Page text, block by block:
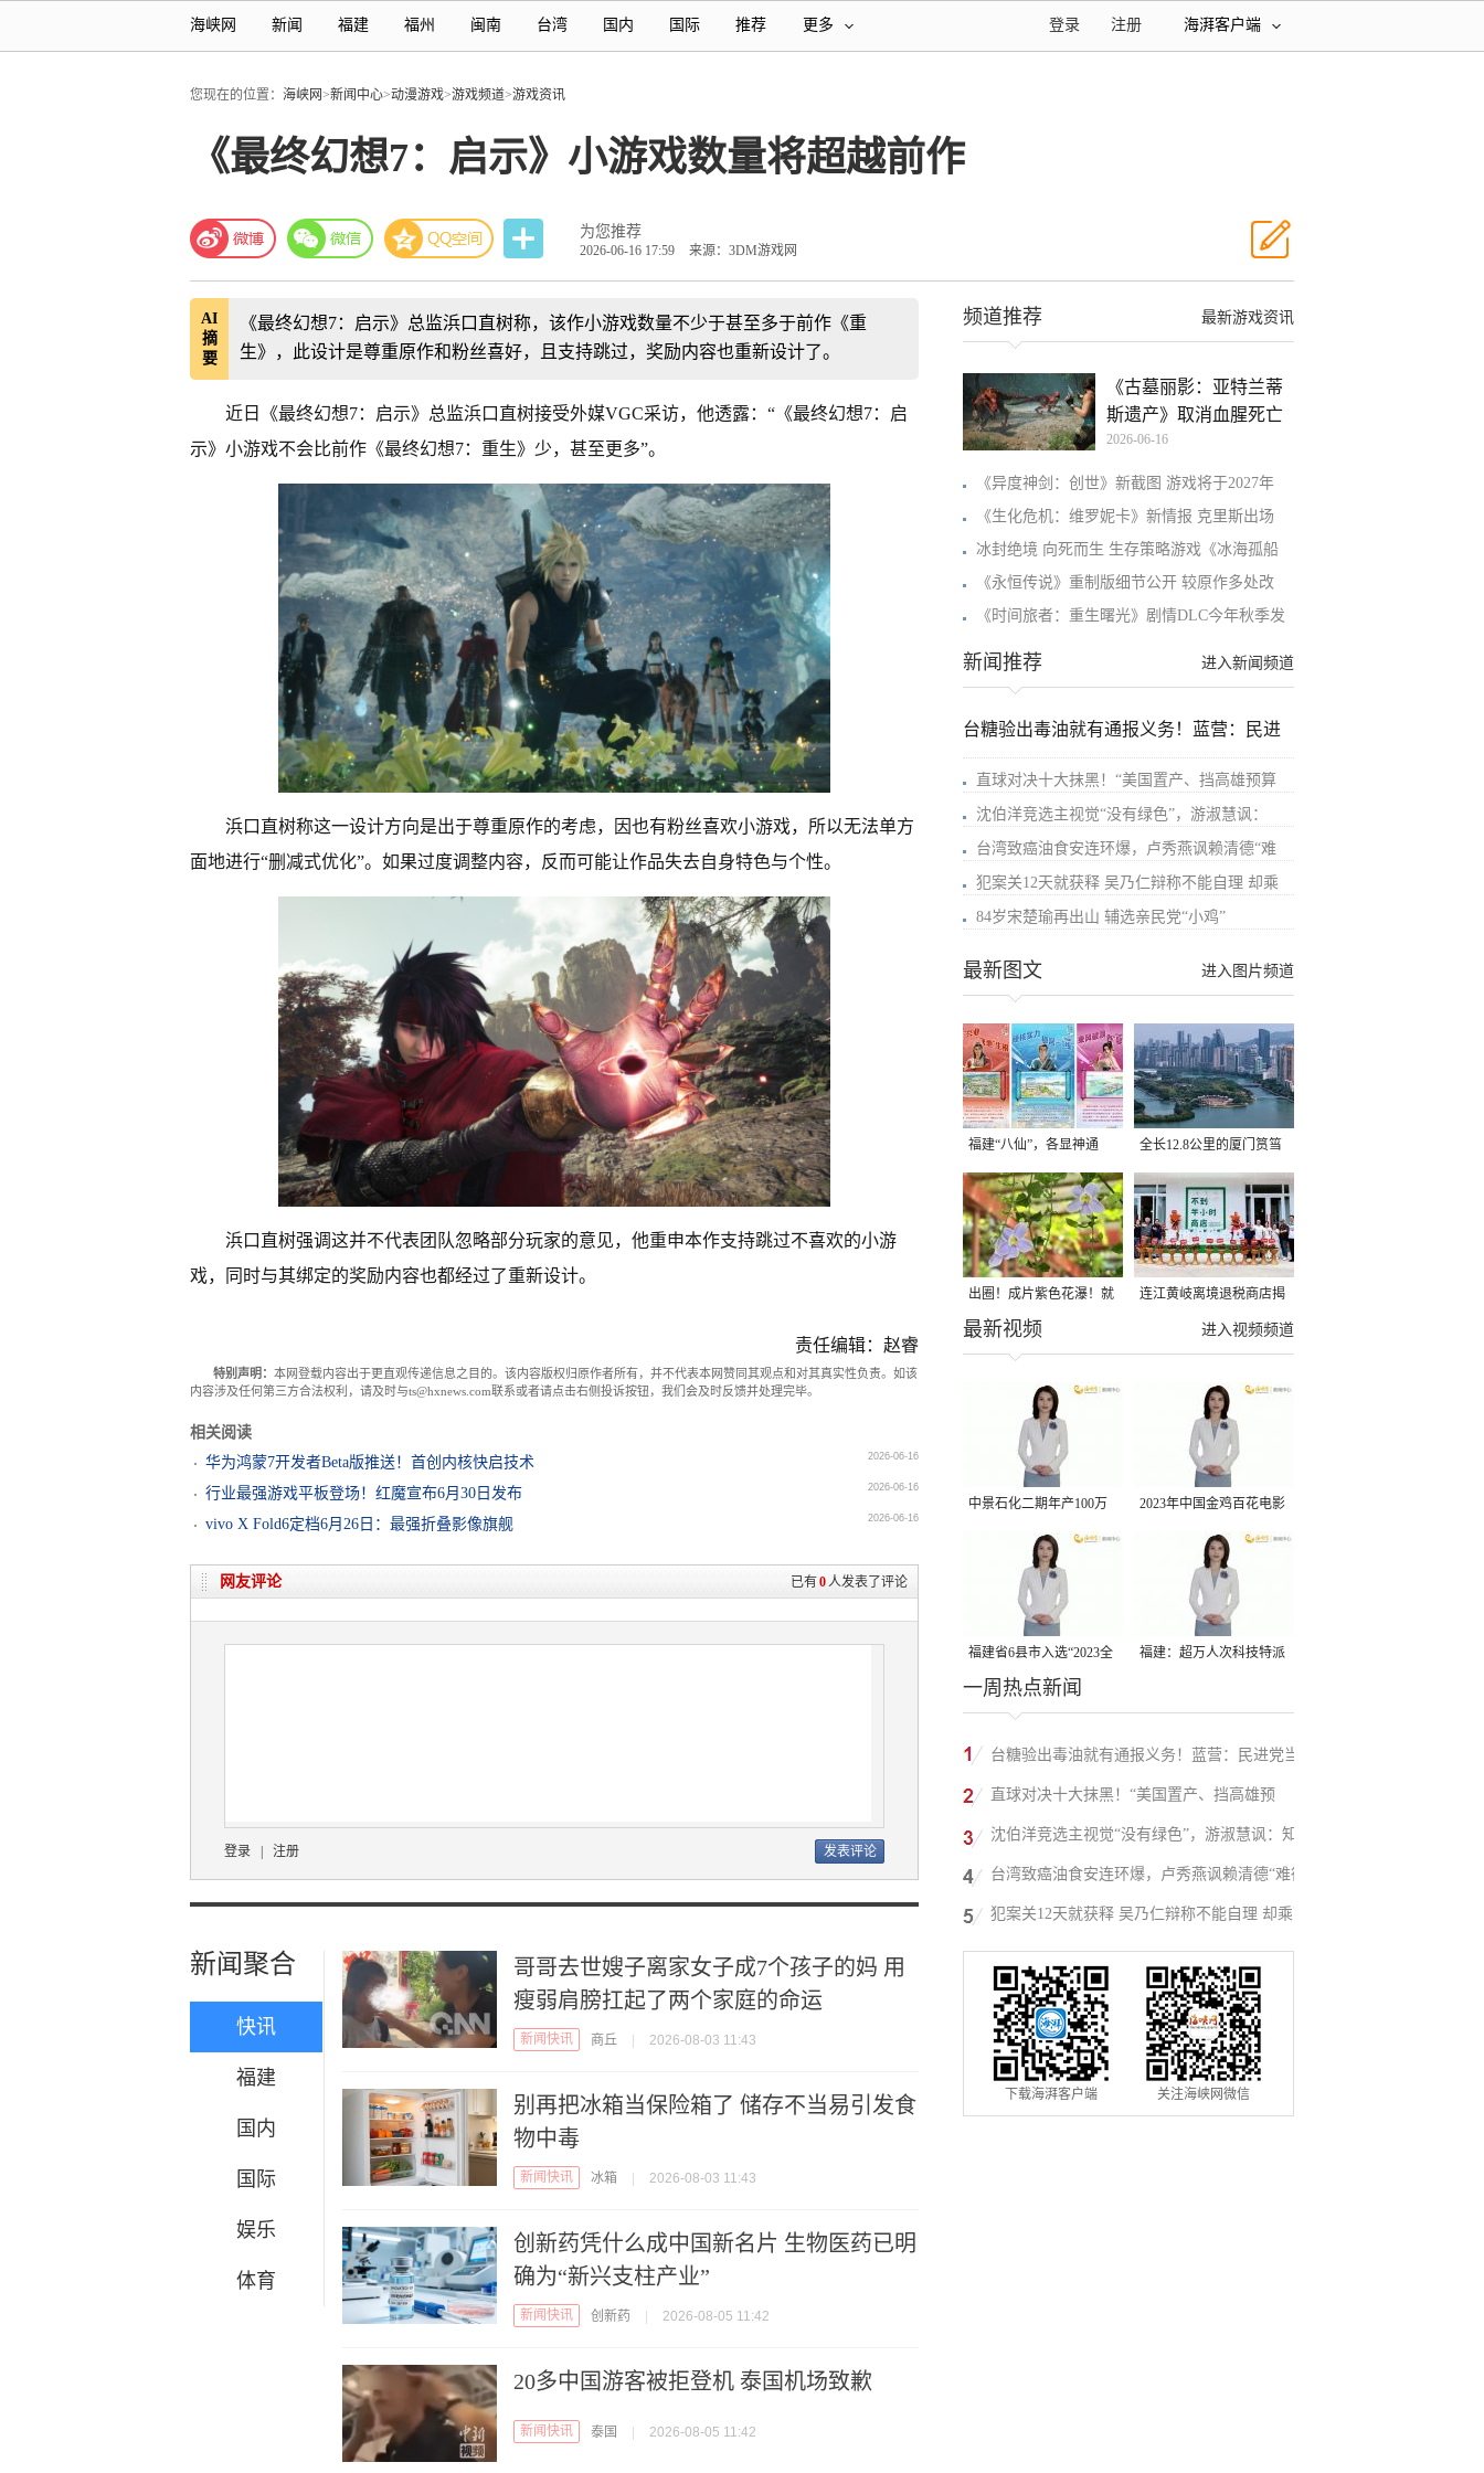
海峡网 新闻 福建 福州 闽南 台湾 国内 国际 推荐 更多 海湃客户端
注册
登录
您现在的位置： 海峡网>新闻中心>动漫游戏>游戏频道>游戏资讯
《最终幻想7：启示》小游戏数量将超越前作
为您推荐
2026-06-16 17:59 来源：3DM游戏网
AI
摘
要
《最终幻想7：启示》总监浜口直树称，该作小游戏数量不少于甚至多于前作《重
生》，此设计是尊重原作和粉丝喜好，且支持跳过，奖励内容也重新设计了。
近日《最终幻想7：启示》总监浜口直树接受外媒VGC采访，他透露：“《最终幻想7：启
示》小游戏不会比前作《最终幻想7：重生》少，甚至更多”。
浜口直树称这一设计方向是出于尊重原作的考虑，因也有粉丝喜欢小游戏，所以无法单方
面地进行“删减式优化”。如果过度调整内容，反而可能让作品失去自身特色与个性。
浜口直树强调这并不代表团队忽略部分玩家的意见，他重申本作支持跳过不喜欢的小游
戏，同时与其绑定的奖励内容也都经过了重新设计。
责任编辑：赵睿
特别声明： 本网登载内容出于更直观传递信息之目的。该内容版权归原作者所有，并不代表本网赞同其观点和对其真实性负责。如该
内容涉及任何第三方合法权利，请及时与ts@hxnews.com联系或者请点击右侧投诉按钮，我们会及时反馈并处理完毕。
相关阅读
华为鸿蒙7开发者Beta版推送！首创内核快启技术
2026-06-16
行业最强游戏平板登场！红魔宣布6月30日发布 2026-06-16
vivo X Fold6定档6月26日：最强折叠影像旗舰 2026-06-16
已有0人发表了评论
网友评论
登录 注册
新闻聚合
快讯
福建
国内
国际
娱乐
体育
哥哥去世嫂子离家女子成7个孩子的妈 用
瘦弱肩膀扛起了两个家庭的命运
新闻快讯 商丘 2026-08-03 11:43
别再把冰箱当保险箱了 储存不当易引发食
物中毒
新闻快讯 冰箱 2026-08-03 11:43
创新药凭什么成中国新名片 生物医药已明
确为“新兴支柱产业”
新闻快讯 创新药 2026-08-05 11:42
20多中国游客被拒登机 泰国机场致歉
新闻快讯 泰国 2026-08-05 11:42
最新游戏资讯
频道推荐
《古墓丽影：亚特兰蒂
斯遗产》取消血腥死亡
镜
2026-06-16
《异度神剑：创世》新截图 游戏将于2027年
《生化危机：维罗妮卡》新情报 克里斯出场
冰封绝境 向死而生 生存策略游戏《冰海孤船
《永恒传说》重制版细节公开 较原作多处改
《时间旅者：重生曙光》剧情DLC今年秋季发
进入新闻频道
新闻推荐
台糖验出毒油就有通报义务！蓝营：民进
直球对决十大抹黑！“美国置产、挡高雄预算
沈伯洋竞选主视觉“没有绿色”，游淑慧讽：
台湾致癌油食安连环爆，卢秀燕讽赖清德“难
犯案关12天就获释 吴乃仁辩称不能自理 却乘
84岁宋楚瑜再出山 辅选亲民党“小鸡”
进入图片频道
最新图文
福建“八仙”，各显神通 全长12.8公里的厦门筼筜
湖健身步道全线贯通
出圈！成片紫色花瀑！就
在光明港公园
连江黄岐离境退税商店揭
进入视频频道
最新视频
中景石化二期年产100万
吨丙烷脱氢项目建成中交
2023年中国金鸡百花电影
节有福电影巡展31日启动
福建省6县市入选“2023全
国县域发展潜力百强县”
福建：超万人次科技特派
一周热点新闻
台糖验出毒油就有通报义务！蓝营：民进党当
局别再诡辩
直球对决十大抹黑！“美国置产、挡高雄预
算”，柯志恩竞选官网全说了
沈伯洋竞选主视觉“没有绿色”，游淑慧讽：知
道绿色在台北惹人厌
台湾致癌油食安连环爆，卢秀燕讽赖清德“难得
出门”
犯案关12天就获释 吴乃仁辩称不能自理 却乘豪
车健身
下载海湃客户端 关注海峡网微信